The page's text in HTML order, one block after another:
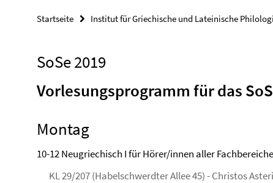
Startseite Institut für Griechische und Lateinische
SoSe 2019
Vorlesungsprogramm für das
Montag
10-12 Neugriechisch I für Hörer/innen aller
KL 29/207 (Habelschwerdter Allee 45) - Christos